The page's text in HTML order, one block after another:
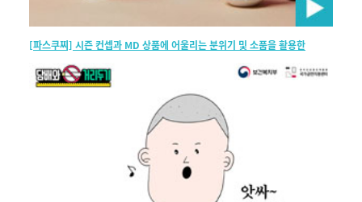
[파스쿠찌] 시즌 컨셉과 MD 상품에 어울리는 분위기 및 소품을 활용한